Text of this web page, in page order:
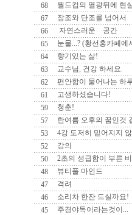
68
월드컵의 열광뒤에 현
67
장조와 단조를 넘어서
66
자연스러운 공간
65
눈물...? (황선홍카페에
64
향기있는 삶!
63
교수님, 건강 하세요.
62
편안함이 뭍어나는 하
61
고생하셨습니다!
59
청춘!
57
한여름 오후의 꿈인것
53
4강 도저히 믿어지지
52
강의
50
2초의 성급함이 부른
48
뷰티풀 마인드
47
격려
46
소리차 한잔 드실까요!
45
주경야독이라는것이...